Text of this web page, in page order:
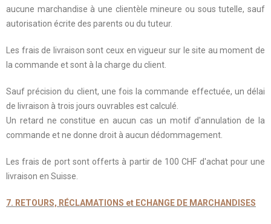
aucune marchandise à une clientèle mineure ou sous tutelle, sauf
autorisation écrite des parents ou du tuteur.
Les frais de livraison sont ceux en vigueur sur le site au moment de
la commande et sont à la charge du client.
Sauf précision du client, une fois la commande effectuée, un délai
de livraison à trois jours ouvrables est calculé.
Un retard ne constitue en aucun cas un motif d'annulation de la
commande et ne donne droit à aucun dédommagement.
Les frais de port sont offerts à partir de 100 CHF d'achat pour une
livraison en Suisse.
7. RETOURS, RÉCLAMATIONS et ECHANGE DE MARCHANDISES